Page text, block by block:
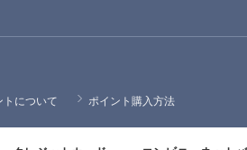
トについて ポイント購入方法